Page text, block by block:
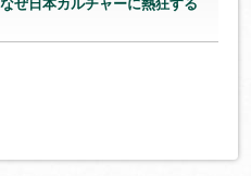
ぜ日本カルチャーに熱狂する